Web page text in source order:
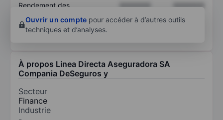
Rendement des
XXXXXXX
XXXXXXX
Ouvrir un compte pour accéder à d’autres outils
techniques et d’analyses.
À propos Linea Directa Aseguradora SA
Compania DeSeguros y
Secteur
Finance
Industrie